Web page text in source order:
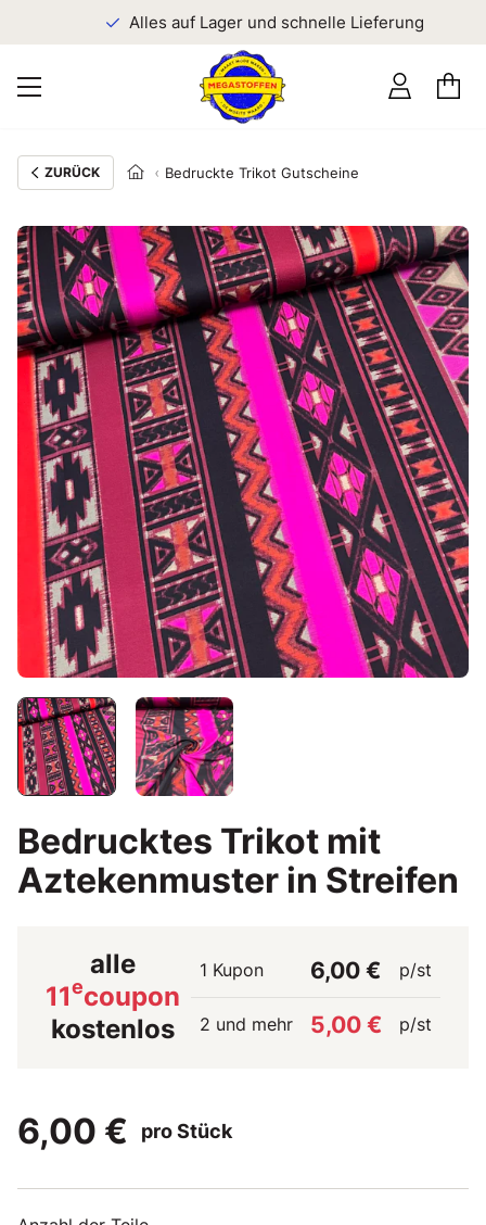
Alles auf Lager und schnelle Lieferung
ZURÜCK Bedruckte Trikot Gutscheine
Bedrucktes Trikot mit
Aztekenmuster in Streifen
alle
11ecoupon
kostenlos
1 Kupon 6,00 € p/st
2 und mehr 5,00 € p/st
6,00 € pro Stück